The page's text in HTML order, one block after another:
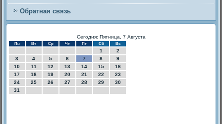
Обратная связь
Сегодня: Пятница, 7 Августа
Пн Вт Ср Чт Пт Сб Вс
1
2
3
4 5 6 7 8
9
10
11 12 13 14 15
16
17
18 19 20 21 22
23
24
25 26 27 28 29
30
31